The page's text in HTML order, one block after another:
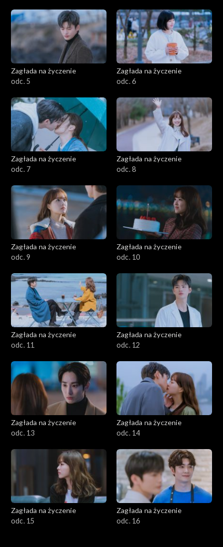
Zagłada na życzenie
odc. 5
Zagłada na życzenie
odc. 6
Zagłada na życzenie
odc. 7
Zagłada na życzenie
odc. 8
Zagłada na życzenie
odc. 9
Zagłada na życzenie
odc. 10
Zagłada na życzenie
odc. 11
Zagłada na życzenie
odc. 12
Zagłada na życzenie
odc. 13
Zagłada na życzenie
odc. 14
Zagłada na życzenie
odc. 15
Zagłada na życzenie
odc. 16